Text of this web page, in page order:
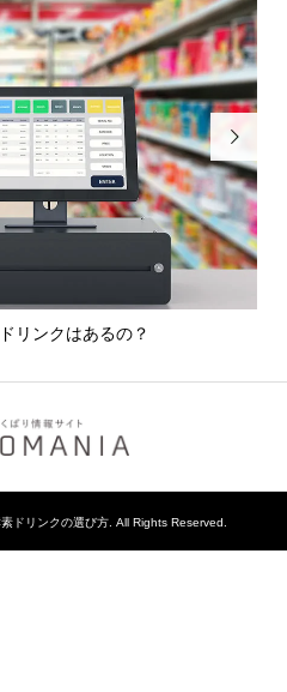
リンクはあるの？

ドリンクの選び方. All Rights Reserved.